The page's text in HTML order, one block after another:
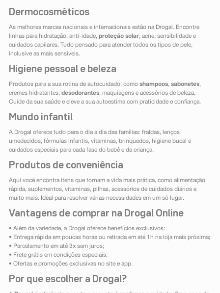
Dermocosméticos
As melhores marcas nacionais e internacionais estão na Drogal. Encontre
linhas para hidratação, anti-idade, proteção solar, acne, sensibilidade e
cuidados capilares. Tudo pensado para atender todos os tipos de pele,
inclusive as mais sensíveis.
Higiene pessoal e beleza
Produtos para a sua rotina de autocuidado, como shampoos, sabonetes,
cremes hidratantes, desodorantes, maquiagens e acessórios de beleza.
Cuide da sua saúde e eleve a sua autoestima com praticidade e confiança.
Mundo infantil
A Drogal oferece tudo para o dia a dia das famílias: fraldas, lenços
umedecidos, fórmulas infantis, vitaminas, brinquedos, higiene bucal e
cuidados especiais para cada fase do bebê e da criança.
Produtos de conveniência
Aqui você encontra itens que tornam a vida mais prática, como alimentação
rápida, suplementos, vitaminas, pilhas, acessórios de cuidados diários e
muito mais. Ideal para resolver várias necessidades em um só lugar.
Vantagens de comprar na Drogal Online
• Além da variedade, a Drogal oferece benefícios exclusivos:
• Entrega rápida em poucas horas ou retirada em até 1h na loja mais próxima;
• Parcelamento em até 3x sem juros;
• Frete grátis em condições especiais;
• Ofertas e promoções exclusivas no site e app.
Por que escolher a Drogal?